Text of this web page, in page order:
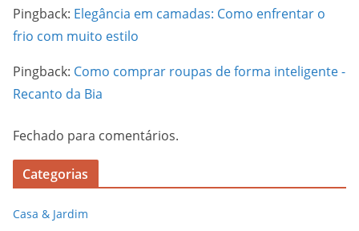
Pingback: Elegância em camadas: Como enfrentar o
frio com muito estilo
Pingback: Como comprar roupas de forma inteligente -
Recanto da Bia
Fechado para comentários.
Categorias
Casa & Jardim